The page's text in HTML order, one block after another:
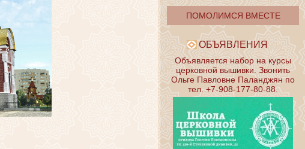
ПОМОЛИМСЯ ВМЕСТЕ
ОБЪЯВЛЕНИЯ
Объявляется набор на курсы
церковной вышивки. Звонить
Ольге Павловне Паланджян по
тел. +7-908-177-80-88.